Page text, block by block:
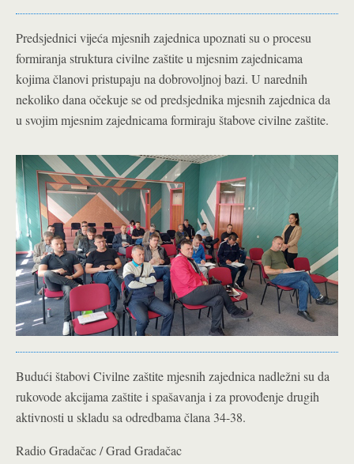
Predsjednici vijeća mjesnih zajednica upoznati su o procesu
formiranja struktura civilne zaštite u mjesnim zajednicama
kojima članovi pristupaju na dobrovoljnoj bazi. U narednih
nekoliko dana očekuje se od predsjednika mjesnih zajednica da
u svojim mjesnim zajednicama formiraju štabove civilne zaštite.
Budući štabovi Civilne zaštite mjesnih zajednica nadležni su da
rukovode akcijama zaštite i spašavanja i za provođenje drugih
aktivnosti u skladu sa odredbama člana 34-38.
Radio Gradačac / Grad Gradačac